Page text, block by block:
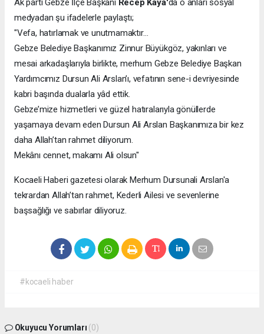
Ak parti Gebze İlçe Başkanı Recep Kaya'da o anları sosyal
medyadan şu ifadelerle paylaştı;
"Vefa, hatırlamak ve unutmamaktır…
Gebze Belediye Başkanımız Zinnur Büyükgöz, yakınları ve
mesai arkadaşlarıyla birlikte, merhum Gebze Belediye Başkan
Yardımcımız Dursun Ali Arslan’ı, vefatının sene-i devriyesinde
kabri başında dualarla yâd ettik.
Gebze’mize hizmetleri ve güzel hatıralarıyla gönüllerde
yaşamaya devam eden Dursun Ali Arslan Başkanımıza bir kez
daha Allah’tan rahmet diliyorum.
Mekânı cennet, makamı Ali olsun"
Kocaeli Haberi gazetesi olarak Merhum Dursunali Arslan'a
tekrardan Allah’tan rahmet, Kederli Ailesi ve sevenlerine
başsağlığı ve sabırlar diliyoruz.
#kocaeli haber
Okuyucu Yorumları (0)